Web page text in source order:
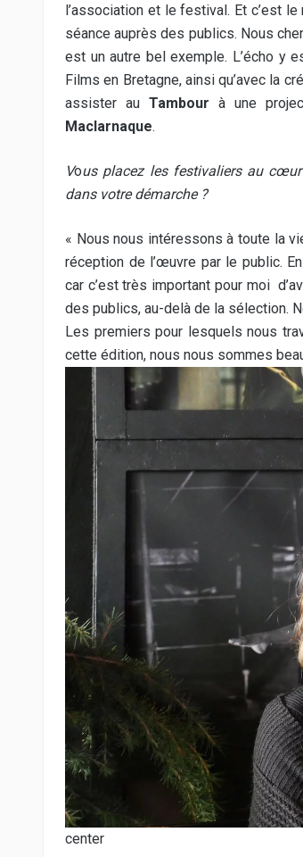
l’association et le festival. Et c’est
séance auprès des publics. Nous
est un autre bel exemple. L’écho y
Films en Bretagne, ainsi qu’avec la
assister au Tambour à une
Maclarnaque.
Vous placez les festivaliers au cœur
dans votre démarche ?
« Nous nous intéressons à toute la
réception de l’œuvre par le public.
car c’est très important pour moi
des publics, au-delà de la sélection.
Les premiers pour lesquels nous
cette édition, nous nous sommes
center